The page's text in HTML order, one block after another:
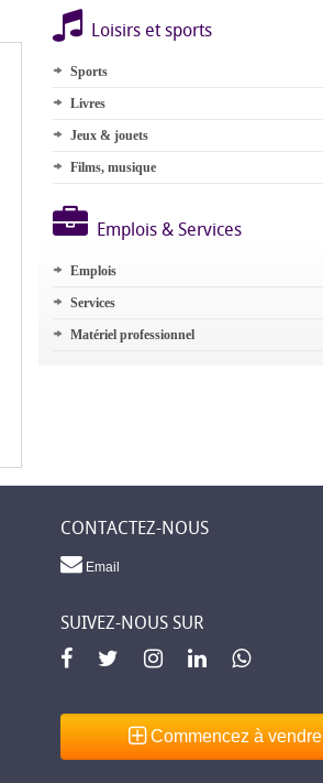
Loisirs et sports
Sports
Livres
Jeux & jouets
Films, musique
Emplois & Services
Emplois
Services
Matériel professionnel
CONTACTEZ-NOUS
Email
SUIVEZ-NOUS SUR
Commencez à vendre